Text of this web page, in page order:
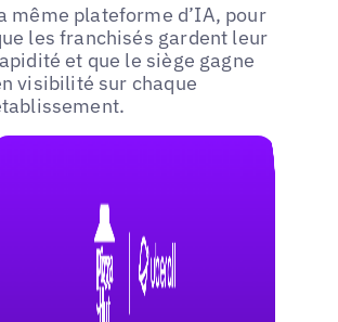
même plateforme d’IA, pour
les franchisés gardent leur
et que le siège gagne
visibilité sur chaque